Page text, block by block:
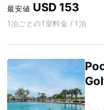
最安値 USD 153
1泊ごとの1室料金 / 1泊